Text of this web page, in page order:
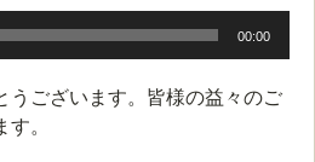
00:00
うございます。皆様の益々のご
。